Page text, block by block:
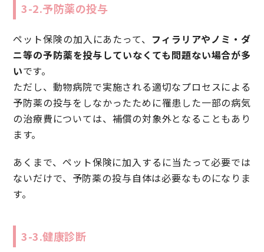
3-2.予防薬の投与
ペット保険の加入にあたって、 フィラリアやノミ・ダ
ニ等の予防薬を投与していなくても問題ない場合が多
いです。
ただし、動物病院で実施される適切なプロセスによる
予防薬の投与をしなかったために罹患した一部の病気
の治療費については、補償の対象外となることもあり
ます。
あくまで、ペット保険に加入するに当たって必要では
ないだけで、予防薬の投与自体は必要なものになりま
す。
3-3.健康診断